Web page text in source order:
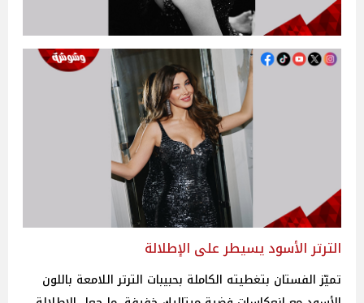
الترتر الأسود يسيطر على الإطلالة
تميّز الفستان بتغطيته الكاملة بحبيبات الترتر اللامعة باللون